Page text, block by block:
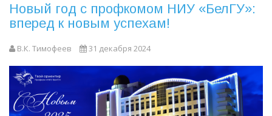
Новый год с профкомом НИУ «БелГУ»:
вперед к новым успехам!
В.К. Тимофеев 31 декабря 2024